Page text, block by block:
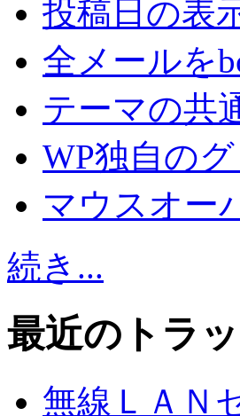
投稿日の表
全メールを
テーマの共
WP独自の
マウスオー
続き...
最近のトラ
無線ＬＡＮ